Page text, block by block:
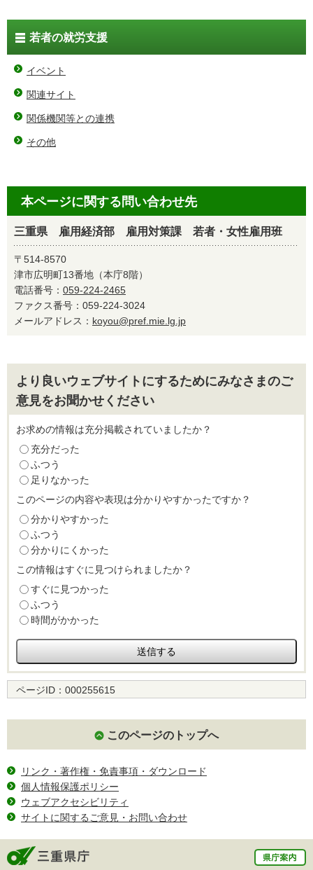
若者の就労支援
イベント
関連サイト
関係機関等との連携
その他
本ページに関する問い合わせ先
三重県 雇用経済部 雇用対策課 若者・女性雇用班
〒514-8570
津市広明町13番地（本庁8階）
電話番号： 059-224-2465
ファクス番号：059-224-3024
メールアドレス： koyou@pref.mie.lg.jp
より良いウェブサイトにするためにみなさまのご
意見をお聞かせください
お求めの情報は充分掲載されていましたか？
充分だった
ふつう
足りなかった
このページの内容や表現は分かりやすかったですか？
分かりやすかった
ふつう
分かりにくかった
この情報はすぐに見つけられましたか？
すぐに見つかった
ふつう
時間がかかった
ページID： 000255615
このページのトップへ
リンク・著作権・免責事項・ダウンロード
個人情報保護ポリシー
ウェブアクセシビリティ
サイトに関するご意見・お問い合わせ